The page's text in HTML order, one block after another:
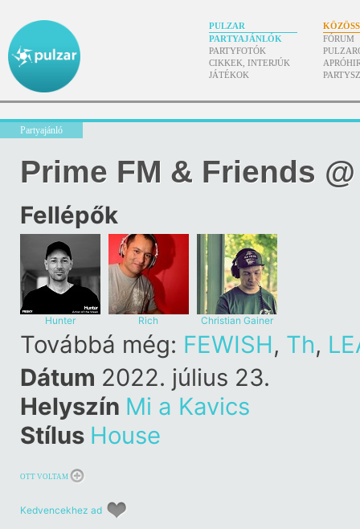
PULZAR
PARTYAJÁNLÓK
PARTYFOTÓK
CIKKEK, INTERJÚK
JÁTÉKOK
FÓRUM
Partyajánló
Prime FM & Friends
Fellépők
Hunter Rich Christian Gainer
Továbbá még: FEWISH, Th,
Dátum 2022. július 23.
Helyszín Mi a Kavics
Stílus House
OTT VOLTAM
Kedvencekhez ad